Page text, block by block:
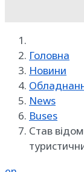
Головна
Новини
News
Buses
Став